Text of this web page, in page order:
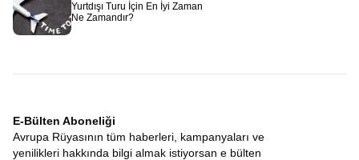
Yurtdışı Turu İçin En İyi Zaman
Ne Zamandır?
E-Bülten Aboneliği
Avrupa Rüyasının tüm haberleri, kampanyaları ve
yenilikleri hakkında bilgi almak istiyorsan e bülten